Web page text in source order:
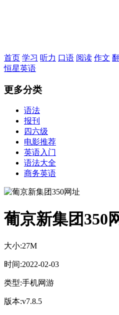
首页 学习 听力 口语 阅读 作文
恒星英语
更多分类
语法
报刊
四六级
电影推荐
英语入门
语法大全
商务英语
葡京新集团350
大小:27M
时间:2022-02-03
类型:手机网游
版本:v7.8.5